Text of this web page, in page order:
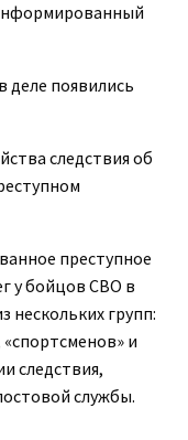
деле появились
следствия об
преступное
у бойцов СВО в
нескольких групп:
и
следствия,
службы.